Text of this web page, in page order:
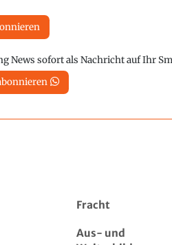
News sofort als Nachricht auf Ihr
Fracht
Aus- und